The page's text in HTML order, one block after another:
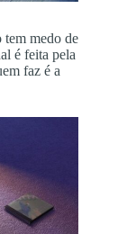
tem medo de
é feita pela
faz é a